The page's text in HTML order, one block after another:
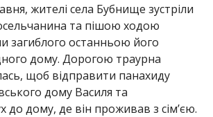
жителі села Бубнище зустріли
та пішою ходою
загиблого останньою його
дому. Дорогою траурна
щоб відправити панахиду
дому Василя та
до дому, де він проживав з сім’єю.